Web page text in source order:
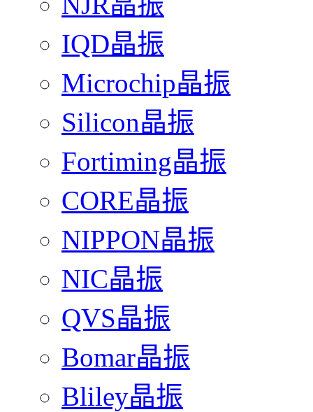
IQD晶振
Microchip晶振
Silicon晶振
Fortiming晶振
CORE晶振
NIPPON晶振
NIC晶振
QVS晶振
Bomar晶振
Bliley晶振